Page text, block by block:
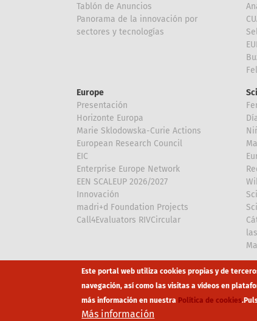
Tablón de Anuncios
Panorama de la innovación por
sectores y tecnologías
Europe
Presentación
Horizonte Europa
Marie Sklodowska-Curie Actions
European Research Council
EIC
Enterprise Europe Network
EEN SCALEUP 2026/2027
Innovación
madri+d Foundation Projects
Call4Evaluators RIVCircular
Array
Footer
Este portal web utiliza cookies propias y de
navegación, así como las visitas a vídeos en
más información en nuestra Política de cookies.
Más información